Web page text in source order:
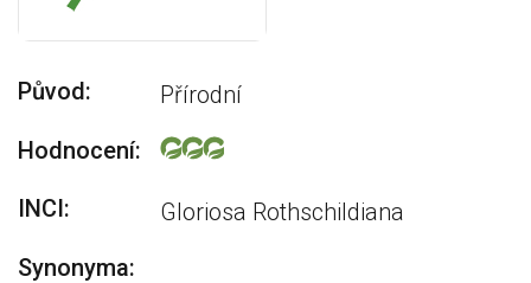
Původ:
Přírodní
Hodnocení:
INCI:
Gloriosa Rothschildiana
Synonyma: